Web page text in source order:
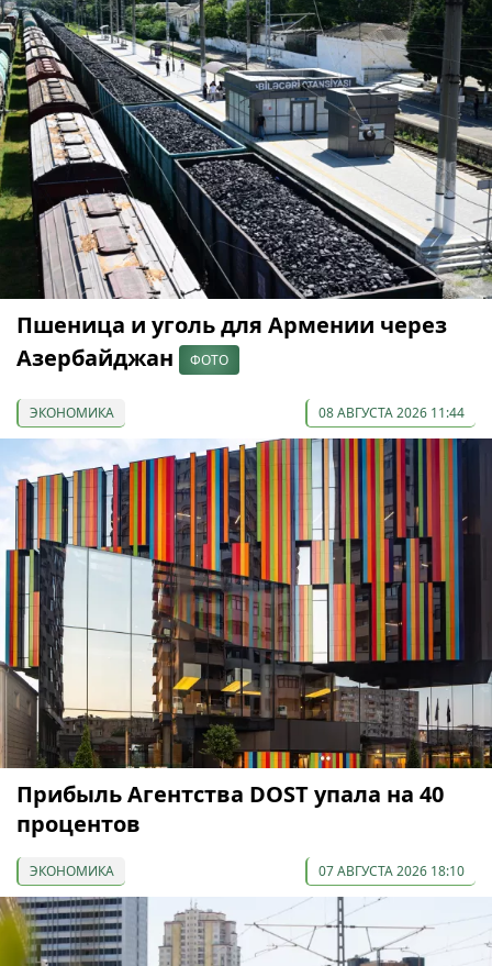
Пшеница и уголь для Армении через
Азербайджан
ФОТО
ЭКОНОМИКА 08 АВГУСТА 2026 11:44
Прибыль Агентства DOST упала на 40
процентов
ЭКОНОМИКА 07 АВГУСТА 2026 18:10